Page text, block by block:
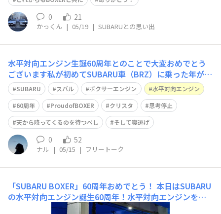
0 21
かっくん | 05/19 | SUBARUとの思い出
​水平対向エンジン生誕60周年とのことで大変おめでとう
ございます私が初めてSUBARU車（BRZ）に乗った年が60
周年とわ凄く嬉しいです70周年80周年そして100周年と進
化​を止めずに歩み続けて下さいお祝い投稿用にイラストを
用意しようと思いクリスタを開いたまま全くアイデアが浮
かばずに画面を見つめる
SUBARU スバル ボクサーエンジン
水平対向エンジン
60周年
ProudofBOXER クリスタ
思考停止
天から降ってくるのを待つべし
そして寝逃げ
0 52
ナル | 05/15 | フリートーク
「SUBARU BOXER」60周年おめでとう！ 本日はSUBARU
の水平対向エンジン誕生60周年！水平対向エンジンを作
ってくれてありがとうございます！本当に運転していて楽